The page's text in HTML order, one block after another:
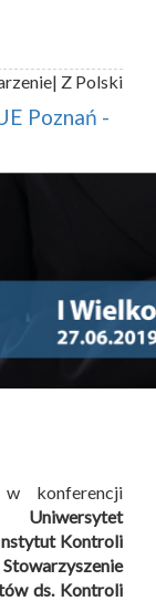
| Z Polski
Poznań -
w konferencji
Uniwersytet
Kontroli
Stowarzyszenie
ds. Kontroli